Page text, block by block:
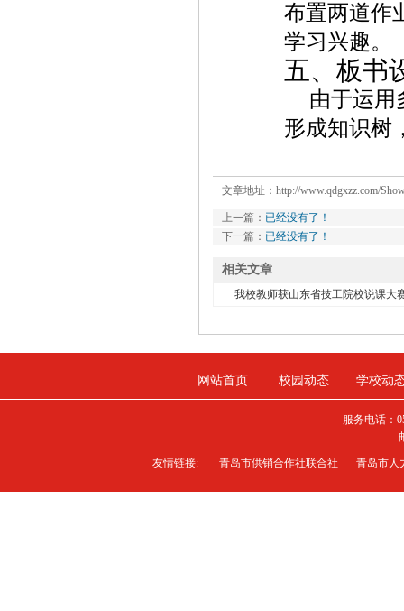
布置两道作
学习兴趣。
五、板书
由于运用
形成知识树
文章地址： http://www.qdgxzz.com/
上一篇： 已经没有了！
下一篇： 已经没有了！
相关文章
我校教师获山东省技工院校说课大
网站首页 校园动态 学校动
服务电话：
友情链接: 青岛市供销合作社联合社 青岛市人